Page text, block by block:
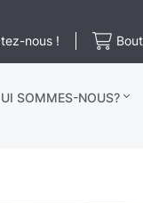
nous !
SOMMES-NOUS?